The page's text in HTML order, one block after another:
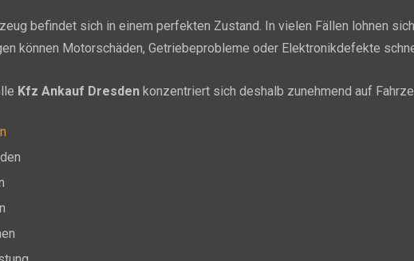
befindet sich in einem perfekten Zustand. In vielen Fällen lohnen
können Motorschäden, Getriebeprobleme oder Elektronikdefekte
Kfz Ankauf Dresden konzentriert sich deshalb zunehmend auf